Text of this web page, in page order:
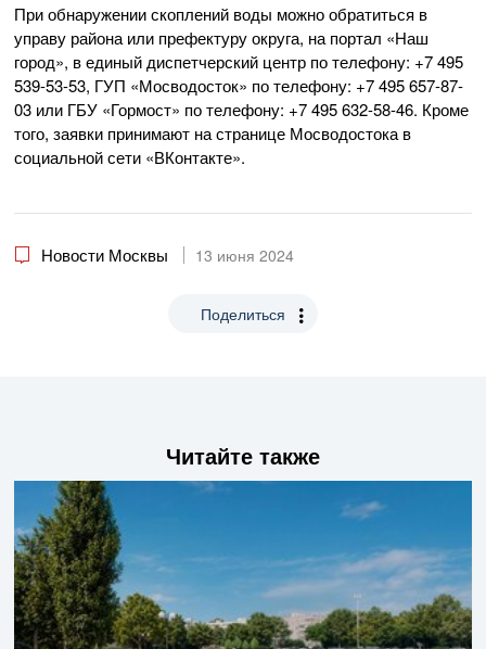
При обнаружении скоплений воды можно обратиться в
управу района или префектуру округа, на портал «Наш
город», в единый диспетчерский центр по телефону: +7 495
539-53-53, ГУП «Мосводосток» по телефону: +7 495 657-87-
03 или ГБУ «Гормост» по телефону: +7 495 632-58-46. Кроме
того, заявки принимают на странице Мосводостока в
социальной сети «ВКонтакте».
Новости Москвы 13 июня 2024
Поделиться
Читайте также